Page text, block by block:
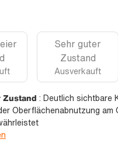
Sehr guter
Zustand
Ausverkauft
Zustand : Deutlich sichtbare
Oberflächenabnutzung